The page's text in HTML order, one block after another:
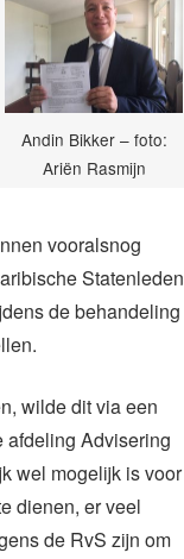
Andin Bikker – foto:
Ariën Rasmijn
vooralsnog
Statenleden
de behandeling
wilde dit via een
afdeling Advisering
wel mogelijk is voor
dienen, er veel
de RvS zijn om